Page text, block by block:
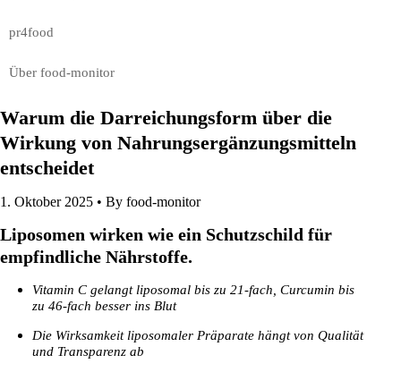
pr4food
Über food-monitor
Warum die Darreichungsform über die
Wirkung von Nahrungsergänzungsmitteln
entscheidet
1. Oktober 2025 • By food-monitor
Liposomen wirken wie ein Schutzschild für
empfindliche Nährstoffe.
Vitamin C gelangt liposomal bis zu 21-fach, Curcumin bis
zu 46-fach besser ins Blut
Die Wirksamkeit liposomaler Präparate hängt von Qualität
und Transparenz ab